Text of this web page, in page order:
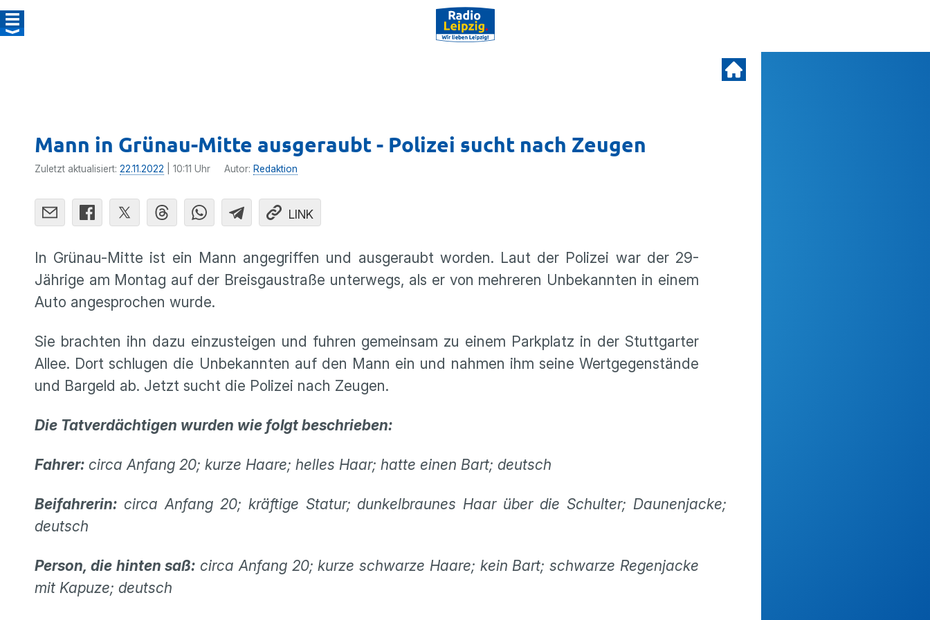
Mann in Grünau-Mitte ausgeraubt - Polizei sucht nach Zeugen
Zuletzt aktualisiert: 22.11.2022 | 10:11 Uhr Autor: Redaktion
LINK
In Grünau-Mitte ist ein Mann angegriffen und ausgeraubt worden. Laut der Polizei war der 29-
Jährige am Montag auf der Breisgaustraße unterwegs, als er von mehreren Unbekannten in einem
Auto angesprochen wurde.
Sie brachten ihn dazu einzusteigen und fuhren gemeinsam zu einem Parkplatz in der Stuttgarter
Allee. Dort schlugen die Unbekannten auf den Mann ein und nahmen ihm seine Wertgegenstände
und Bargeld ab. Jetzt sucht die Polizei nach Zeugen.
Die Tatverdächtigen wurden wie folgt beschrieben:
Fahrer: circa Anfang 20; kurze Haare; helles Haar; hatte einen Bart; deutsch
Beifahrerin: circa Anfang 20; kräftige Statur; dunkelbraunes Haar über die Schulter; Daunenjacke;
deutsch
Person, die hinten saß: circa Anfang 20; kurze schwarze Haare; kein Bart; schwarze Regenjacke
mit Kapuze; deutsch